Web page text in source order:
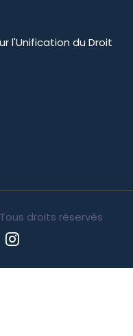
l'Unification du Droit
droits réservés